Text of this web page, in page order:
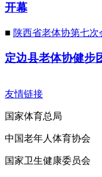
开幕
■ 陕西省老体协第七
定边县老体协健步
友情链接
国家体育总局
中国老年人体育协会
国家卫生健康委员会